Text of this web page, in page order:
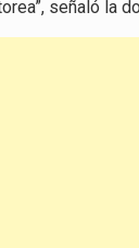
señaló la